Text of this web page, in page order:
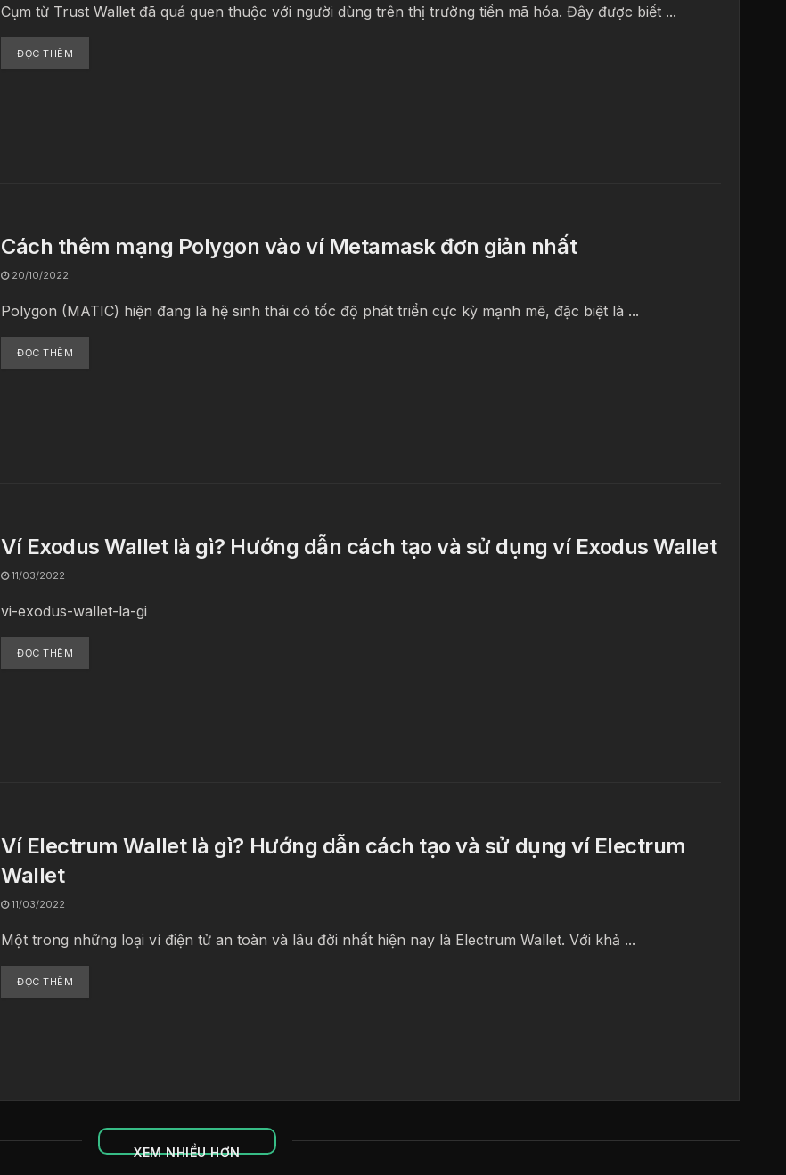
Cụm từ Trust Wallet đã quá quen thuộc với người dùng trên thị trường tiền mã hóa. Đây được biết ...
ĐỌC THÊM
Cách thêm mạng Polygon vào ví Metamask đơn giản nhất
20/10/2022
Polygon (MATIC) hiện đang là hệ sinh thái có tốc độ phát triển cực kỳ mạnh mẽ, đặc biệt là ...
ĐỌC THÊM
Ví Exodus Wallet là gì? Hướng dẫn cách tạo và sử dụng ví Exodus Wallet
11/03/2022
vi-exodus-wallet-la-gi
ĐỌC THÊM
Ví Electrum Wallet là gì? Hướng dẫn cách tạo và sử dụng ví Electrum
Wallet
11/03/2022
Một trong những loại ví điện tử an toàn và lâu đời nhất hiện nay là Electrum Wallet. Với khả ...
ĐỌC THÊM
XEM NHIỀU HƠN